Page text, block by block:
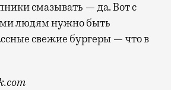
смазывать — да. Вот с
людям нужно быть
свежие бургеры — что в